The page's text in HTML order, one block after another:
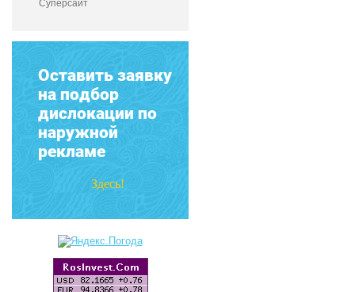
Суперсайт
Оставить заявку
на подбор
дислокации по
наружной
рекламе
Здесь!